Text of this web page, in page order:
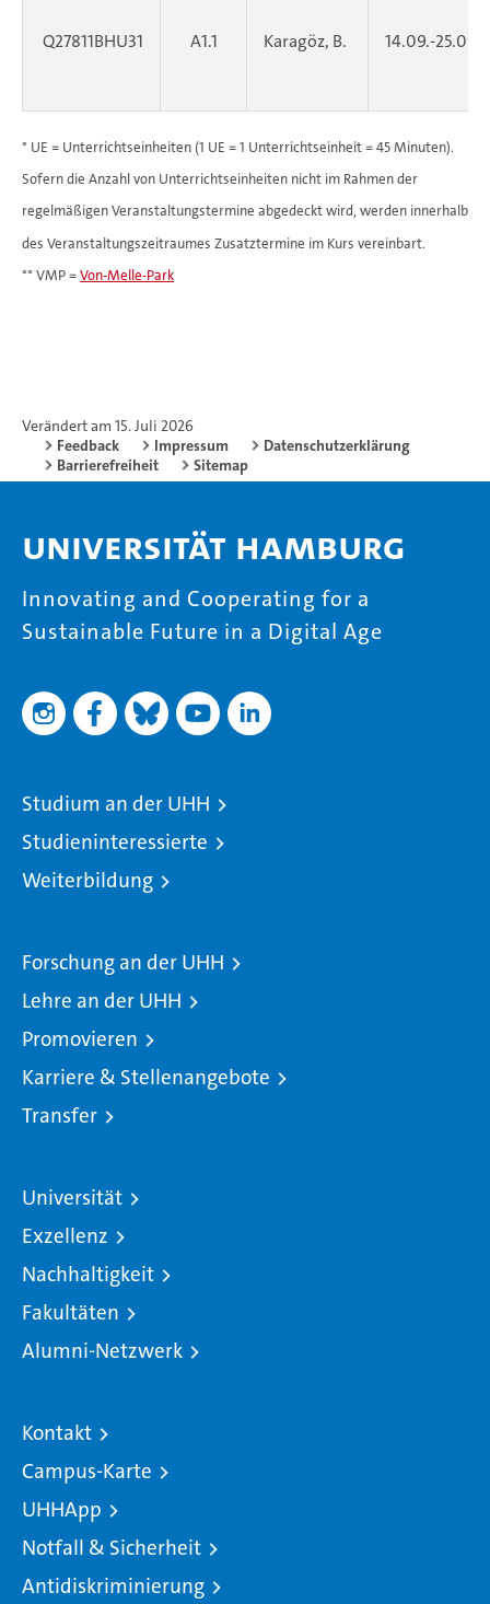
Q27811BHU31 A1.1 Karagöz, B. 14.09.-
* UE = Unterrichtseinheiten (1 UE = 1 Unterrichtseinheit = 45 Minuten).
Sofern die Anzahl von Unterrichtseinheiten nicht im Rahmen der
regelmäßigen Veranstaltungstermine abgedeckt wird, werden innerhalb
des Veranstaltungszeitraumes Zusatztermine im Kurs vereinbart.
** VMP =Von-Melle-Park
Verändert am 15. Juli 2026
Feedback
Impressum
Datenschutzerklärung
Barrierefreiheit
Sitemap
Universität Hamburg
Innovating and Cooperating for a
Sustainable Future in a Digital Age
Studium an der UHH
Studieninteressierte
Weiterbildung
Forschung an der UHH
Lehre an der UHH
Promovieren
Karriere & Stellenangebote
Transfer
Universität
Exzellenz
Nachhaltigkeit
Fakultäten
Alumni-Netzwerk
Kontakt
Campus-Karte
UHHApp
Notfall & Sicherheit
Antidiskriminierung